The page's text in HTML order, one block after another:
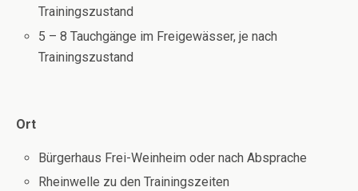
Trainingszustand
5 – 8 Tauchgänge im Freigewässer, je nach
Trainingszustand
Ort
Bürgerhaus Frei-Weinheim oder nach Absprache
Rheinwelle zu den Trainingszeiten